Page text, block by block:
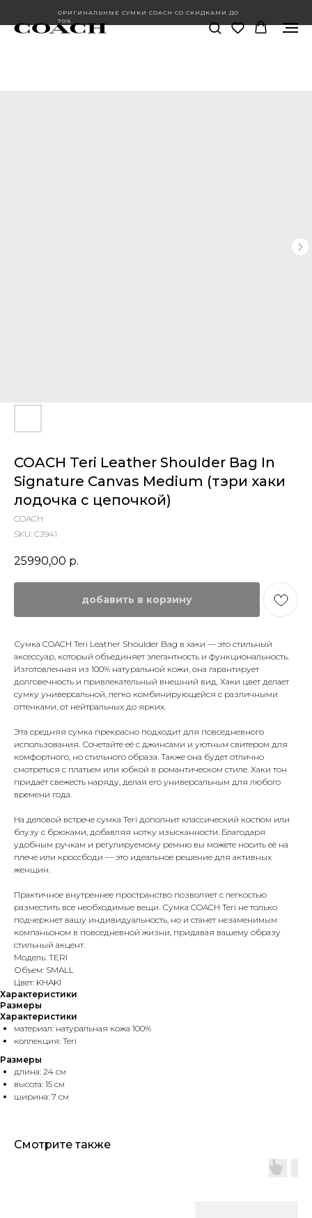
ОРИГИНАЛЬНЫЕ СУМКИ COACH СО СКИДКАМИ ДО
70%
COACH Teri Leather Shoulder Bag In
Signature Canvas Medium (тэри хаки
лодочка с цепочкой)
COACH
SKU: CJ941
25990,00 р.
добавить в корзину
Сумка COACH Teri Leather Shoulder Bag в хаки — это стильный
аксессуар, который объединяет элегантность и функциональность.
Изготовленная из 100% натуральной кожи, она гарантирует
долговечность и привлекательный внешний вид. Хаки цвет делает
сумку универсальной, легко комбинирующейся с различными
оттенками, от нейтральных до ярких.
Эта средняя сумка прекрасно подходит для повседневного
использования. Сочетайте её с джинсами и уютным свитером для
комфортного, но стильного образа. Также она будет отлично
смотреться с платьем или юбкой в романтическом стиле. Хаки тон
придаёт свежесть наряду, делая его универсальным для любого
времени года.
На деловой встрече сумка Teri дополнит классический костюм или
блузу с брюками, добавляя нотку изысканности. Благодаря
удобным ручкам и регулируемому ремню вы можете носить её на
плече или кроссбоди — это идеальное решение для активных
женщин.
Практичное внутреннее пространство позволяет с легкостью
разместить все необходимые вещи. Сумка COACH Teri не только
подчеркнет вашу индивидуальность, но и станет незаменимым
компаньоном в повседневной жизни, придавая вашему образу
стильный акцент.
Модель: TERI
Объем: SMALL
Цвет: KHAKI
Характеристики
Размеры
Характеристики
материал: натуральная кожа 100%
коллекция: Teri
Размеры
длина: 24 см
высота: 15 см
ширина: 7 см
Смотрите также